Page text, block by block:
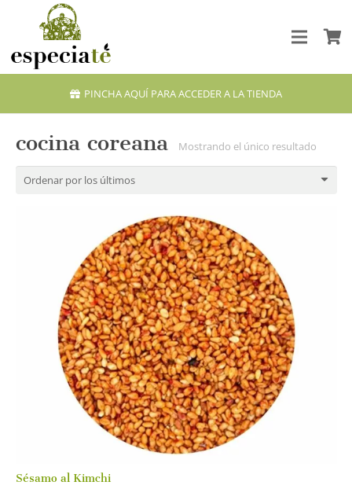
PINCHA AQUÍ PARA ACCEDER A LA TIENDA
cocina coreana Mostrando el único resultado
Sésamo al Kimchi